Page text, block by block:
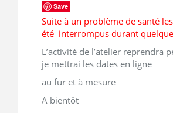
CONTACT
Save
Suite à un problème de santé
été interrompus durant
L’activité de l’atelier reprendra
je mettrai les dates en ligne
au fur et à mesure
A bientôt